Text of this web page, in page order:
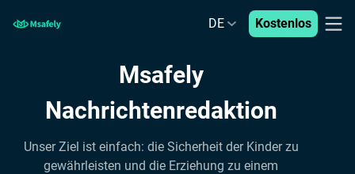
DE Kostenlos
Msafely
Nachrichtenredaktion
Unser Ziel ist einfach: die Sicherheit der Kinder zu
gewährleisten und die Erziehung zu einem